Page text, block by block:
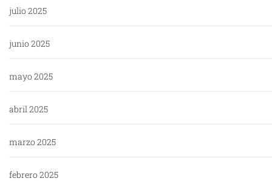
julio 2025
junio 2025
mayo 2025
abril 2025
marzo 2025
febrero 2025